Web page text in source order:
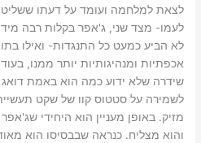
לצאת למלחמה ועומד על דעתו ששליט
לעמו- מצד שני, ג'אפר בקלות רבה
לא הביע כמעט כל התנגדות- ואילו
אכפתיות ומנהיגותיות יותר ממנו,
שידרה שלא ידוע כמה הוא באמת דואג
לשמירה על סטטוס קוו של שקט
מזיק. באופן מעניין הוא היחידי
והוא מצליח. כנראה שבבסיסו הוא מאוד